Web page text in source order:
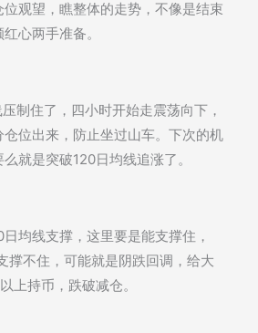
观望，瞧整体的走势，不像是结束
心两手准备。
制住了，四小时开始走震荡向下，
位出来，防止坐过山车。下次的机
就是突破120日均线追涨了。
均线支撑，这里要是能支撑住，
撑不住，可能就是阴跌回调，给大
上持币，跌破减仓。